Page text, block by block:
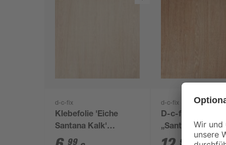
d-c-fix
Klebefolie 'Eiche
Santana Kalk'
graubraun 200 x 45
99
d-c-fix
D-c-fix Klebefolie
„Santana Oak“
90 cm99